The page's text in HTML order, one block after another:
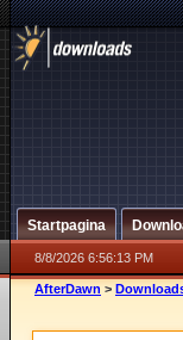
Startpagina
8/8/2026 6:56:13 PM
AfterDawn >